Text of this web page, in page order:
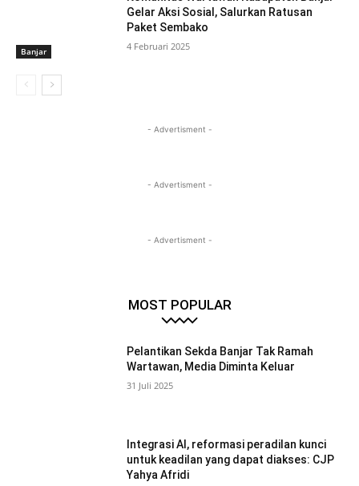
Banjar
Gelar Aksi Sosial, Salurkan Ratusan
Paket Sembako
4 Februari 2025
- Advertisment -
- Advertisment -
- Advertisment -
MOST POPULAR
Pelantikan Sekda Banjar Tak Ramah
Wartawan, Media Diminta Keluar
31 Juli 2025
Integrasi AI, reformasi peradilan kunci
untuk keadilan yang dapat diakses: CJP
Yahya Afridi